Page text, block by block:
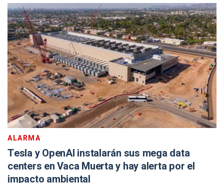
ALARMA
Tesla y OpenAI instalarán sus mega data
centers en Vaca Muerta y hay alerta por el
impacto ambiental